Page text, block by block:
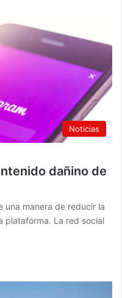
Noticias
dañino de
una manera de reducir la
plataforma. La red social